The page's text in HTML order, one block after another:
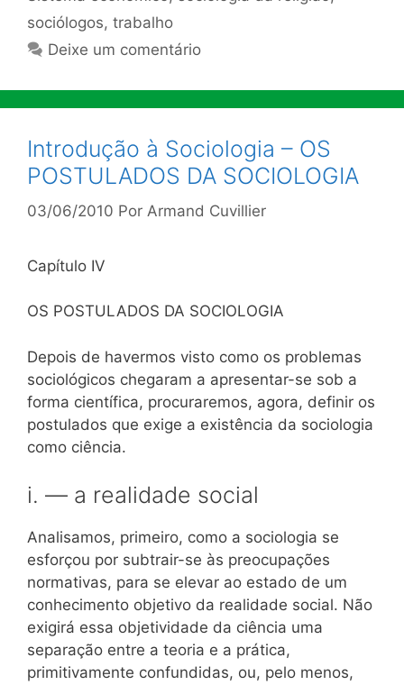
sociólogos, trabalho
Deixe um comentário
Introdução à Sociologia – OS
POSTULADOS DA SOCIOLOGIA
03/06/2010 Por Armand Cuvillier
Capítulo IV
OS POSTULADOS DA SOCIOLOGIA
Depois de havermos visto como os problemas
sociológicos chegaram a apresentar-se sob a
forma científica, procuraremos, agora, definir os
postulados que exige a existência da sociologia
como ciência.
i. — a realidade social
Analisamos, primeiro, como a sociologia se
esforçou por subtrair-se às preocupações
normativas, para se elevar ao estado de um
conhecimento objetivo da realidade social. Não
exigirá essa objetividade da ciência uma
separação entre a teoria e a prática,
primitivamente confundidas, ou, pelo menos,